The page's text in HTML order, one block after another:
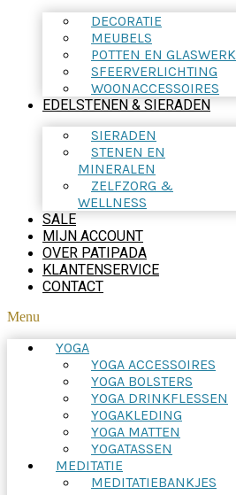
DECORATIE
MEUBELS
POTTEN EN GLASWERK
SFEERVERLICHTING
WOONACCESSOIRES
EDELSTENEN & SIERADEN
SIERADEN
STENEN EN
MINERALEN
ZELFZORG &
WELLNESS
SALE
MIJN ACCOUNT
OVER PATIPADA
KLANTENSERVICE
CONTACT
Menu
YOGA
YOGA ACCESSOIRES
YOGA BOLSTERS
YOGA DRINKFLESSEN
YOGAKLEDING
YOGA MATTEN
YOGATASSEN
MEDITATIE
MEDITATIEBANKJES